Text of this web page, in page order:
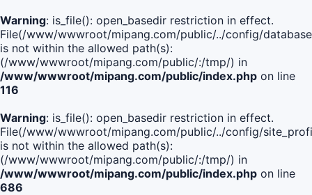
Warning: is_file(): open_basedir restriction in effect.
File(/www/wwwroot/mipang.com/public/../config/
is not within the allowed path(s):
(/www/wwwroot/mipang.com/public/:/tmp/) in
/www/wwwroot/mipang.com/public/index.php on line
116
Warning: is_file(): open_basedir restriction in effect.
File(/www/wwwroot/mipang.com/public/../config/
is not within the allowed path(s):
(/www/wwwroot/mipang.com/public/:/tmp/) in
/www/wwwroot/mipang.com/public/index.php on line
686